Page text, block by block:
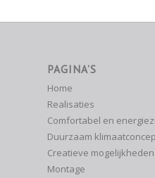
PAGINA’S
Home
Realisaties
Comfortabel en
Duurzaam
Creatieve mogelijkheden
Montage